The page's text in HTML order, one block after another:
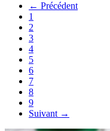
← Précédent
1
2
3
4
5
6
7
8
9
Suivant →